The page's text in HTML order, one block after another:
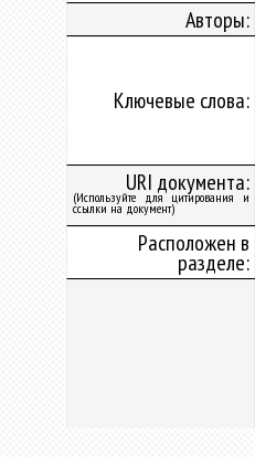
Авторы:
Ключевые слова:
URI документа:
(Используйте для цитирования и
ссылки на документ)
Расположен в
разделе: